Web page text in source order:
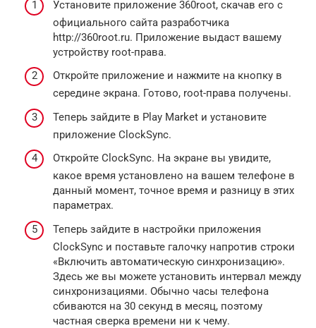
Установите приложение 360root, скачав его с
официального сайта разработчика
http://360root.ru. Приложение выдаст вашему
устройству root-права.
Откройте приложение и нажмите на кнопку в
середине экрана. Готово, root-права получены.
Теперь зайдите в Play Market и установите
приложение ClockSync.
Откройте ClockSync. На экране вы увидите,
какое время установлено на вашем телефоне в
данный момент, точное время и разницу в этих
параметрах.
Теперь зайдите в настройки приложения
ClockSync и поставьте галочку напротив строки
«Включить автоматическую синхронизацию».
Здесь же вы можете установить интервал между
синхронизациями. Обычно часы телефона
сбиваются на 30 секунд в месяц, поэтому
частная сверка времени ни к чему.